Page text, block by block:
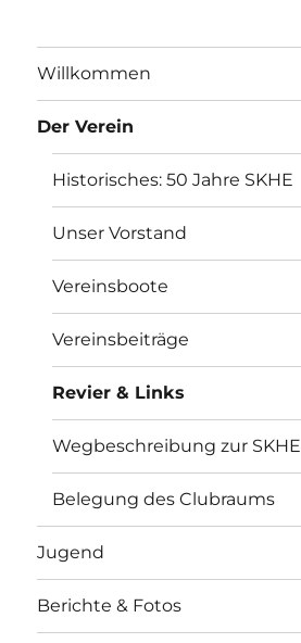
Willkommen
Der Verein
Historisches: 50 Jahre SKHE
Unser Vorstand
Vereinsboote
Vereinsbeiträge
Revier & Links
Wegbeschreibung zur SKHE
Belegung des Clubraums
Jugend
Berichte & Fotos